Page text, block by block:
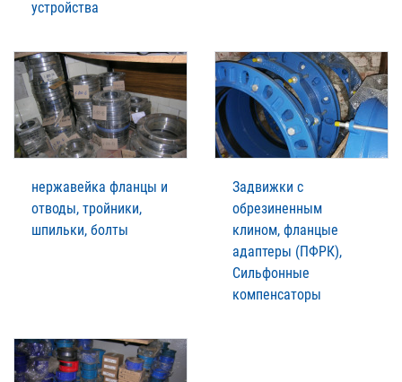
устройства
нержавейка фланцы и
отводы, тройники,
шпильки, болты
Задвижки с
обрезиненным
клином, фланцые
адаптеры (ПФРК),
Сильфонные
компенсаторы